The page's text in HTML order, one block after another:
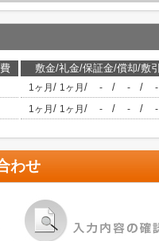
敷金/礼金/保証金/償却/敷引
1ヶ月 / 1ヶ月 / - / - / -
1ヶ月 / 1ヶ月 / - / - / -
わせ